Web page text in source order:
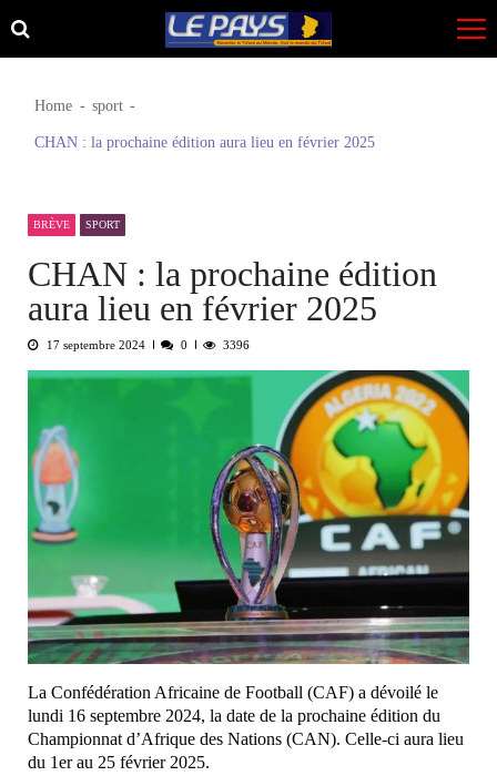
Skip
to
Skip
to
Home sport
CHAN : la prochaine édition aura lieu en février 2025
BRÈVE SPORT
CHAN : la prochaine édition
aura lieu en février 2025
17 septembre 2024 0 3396
La Confédération Africaine de Football (CAF) a dévoilé le
lundi 16 septembre 2024, la date de la prochaine édition du
Championnat d’Afrique des Nations (CAN). Celle-ci aura lieu
du 1er au 25 février 2025.